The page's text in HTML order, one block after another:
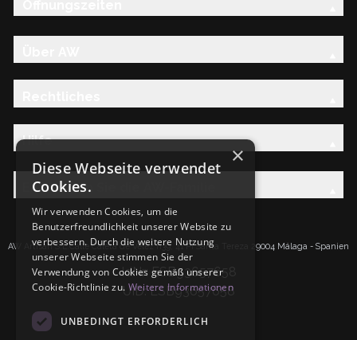
Hilfe
Entdecken Sie die AW-Familie
AW Artisan S.L.Calle Caleta de Velez n39, 41 PI Santa Tereza 29004 Málaga - Spanien
IdNr: ESB93657658
UID: ESB93657658
×
Diese Webseite verwendet
Cookies.
Wir verwenden Cookies, um die
Benutzerfreundlichkeit unserer Website zu
verbessern. Durch die weitere Nutzung
unserer Webseite stimmen Sie der
Verwendung von Cookies gemäß unserer
Cookie-Richtlinie zu. Weitere Informationen
UNBEDINGT ERFORDERLICH